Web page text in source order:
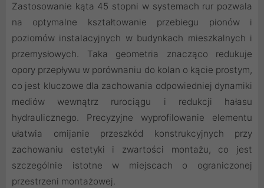
Zastosowanie kąta 45 stopni w systemach rur pozwala
na optymalne kształtowanie przebiegu pionów i
poziomów instalacyjnych w budynkach mieszkalnych i
przemysłowych. Taka geometria znacząco redukuje
opory przepływu w porównaniu do kolan o kącie prostym,
co jest kluczowe dla zachowania odpowiedniej dynamiki
mediów wewnątrz rurociągu i redukcji hałasu
hydraulicznego. Precyzyjne wyprofilowanie elementu
ułatwia omijanie przeszkód konstrukcyjnych przy
zachowaniu estetyki i zwartości montażu, co jest
szczególnie istotne w miejscach o ograniczonej
przestrzeni montażowej.